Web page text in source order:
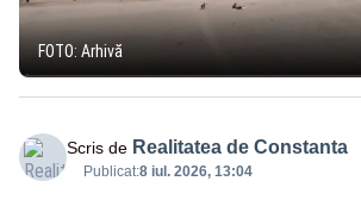
FOTO: Arhivă
Scris de Realitatea de Constanta
Publicat:8 iul. 2026, 13:04